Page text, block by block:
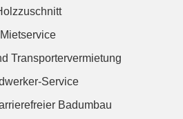
Mietservice
Transportervermietung
Service
Badumbau